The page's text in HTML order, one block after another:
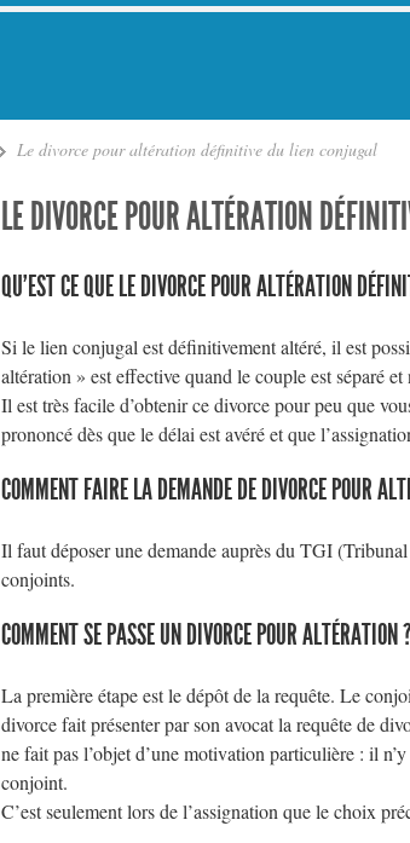
Le divorce pour altération définitive du lien conjugal
LE DIVORCE POUR ALTÉRATION
QU’EST CE QUE LE DIVORCE POUR ALTÉRATION
Si le lien conjugal est définitivement altéré, il est
altération » est effective quand le couple est séparé
Il est très facile d’obtenir ce divorce pour peu que
prononcé dès que le délai est avéré et que
COMMENT FAIRE LA DEMANDE DE DIVORCE POUR
Il faut déposer une demande auprès du TGI
conjoints.
COMMENT SE PASSE UN DIVORCE POUR ALTÉRATION ?
La première étape est le dépôt de la requête. Le
divorce fait présenter par son avocat la requête de
ne fait pas l’objet d’une motivation particulière : il
conjoint.
C’est seulement lors de l’assignation que le choix